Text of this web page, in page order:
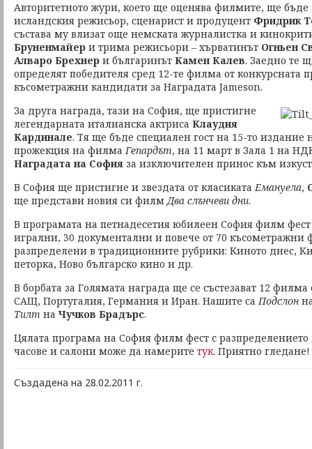
Авторитетното жури, което ще оценява филмите, ще бъде
исландския режисьор, сценарист и продуцент Фридрик
състава му влизат още немската журналистка и
Бруненмайер и трима режисьори – хърватинът Огньен
Алваро Брехнер и българинът Камен Калев. Заедно те
определят победителя сред 12-те филма от конкурсната
късометражни кандидати за Наградата Jameson.
За друга награда, тази на София, ще пристигне
легендарната италианска актриса Клаудия
Кардинале. Тя ще бъде специален гост на 15-то
прожекция на филмаГепардът, на 11 март в Зала 1 на
Наградата на София за изключителен принос към
В София ще пристигне и звездата от класикатаЕмануела,
ще представи новия си филмДва слънчеви дни.
В програмата на петнадесетия юбилеен София филм
игрални, 30 документални и повече от 70 късометражни
разпределени в традиционните рубрики: Киното днес,
петорка, Ново българско кино и др.
В борбата за Голямата награда ще се състезават 12
САЩ, Португалия, Германия и Иран. Нашите саПодслон
Тилт наЧучков Брадърс.
Цялата програма на София филм фест с
часове и салони може да намерите тук. Приятно гледане!
Създадена на 28.02.2011 г.